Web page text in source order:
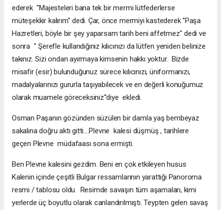
ederek ''Majesteleri bana tek bir mermi lütfederlerse
müteşekkir kalırım'' dedi. Çar, önce mermiyi kastederek ''Paşa
Hazretleri, böyle bir şey yaparsam tarih beni affetmez'' dedi ve
sonra '' Şerefle kullandığınız kılıcınızı da lütfen yeniden belinize
takınız. Sizi ondan ayırmaya kimsenin hakkı yoktur. Bizde
misafir (esir) bulunduğunuz sürece kılıcınızı, üniformanızı,
madalyalarınızı gururla taşıyabilecek ve en değerli konuğumuz
olarak muamele göreceksiniz''diye ekledi.
Osman Paşanın gözünden süzülen bir damla yaş bembeyaz
sakalına doğru aktı gitti....Plevne kalesi düşmüş , tarihlere
geçen Plevne müdafaası sona ermişti.
Ben Plevne kalesini gezdim. Beni en çok etkileyen husus
Kalenin içinde çeşitli Bulgar ressamlarının yarattığı Panoroma
resmi / tablosu oldu. Resimde savaşın tüm aşamaları, kimi
yerlerde üç boyutlu olarak canlandırılmıştı. Teypten gelen savaş